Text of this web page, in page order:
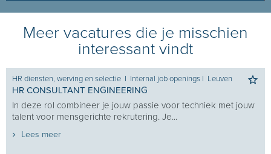
Meer vacatures die je misschien
interessant vindt
HR diensten, werving en selectie I Internal job openings I Leuven
HR CONSULTANT ENGINEERING
In deze rol combineer je jouw passie voor techniek met jouw
talent voor mensgerichte rekrutering. Je...
Lees meer